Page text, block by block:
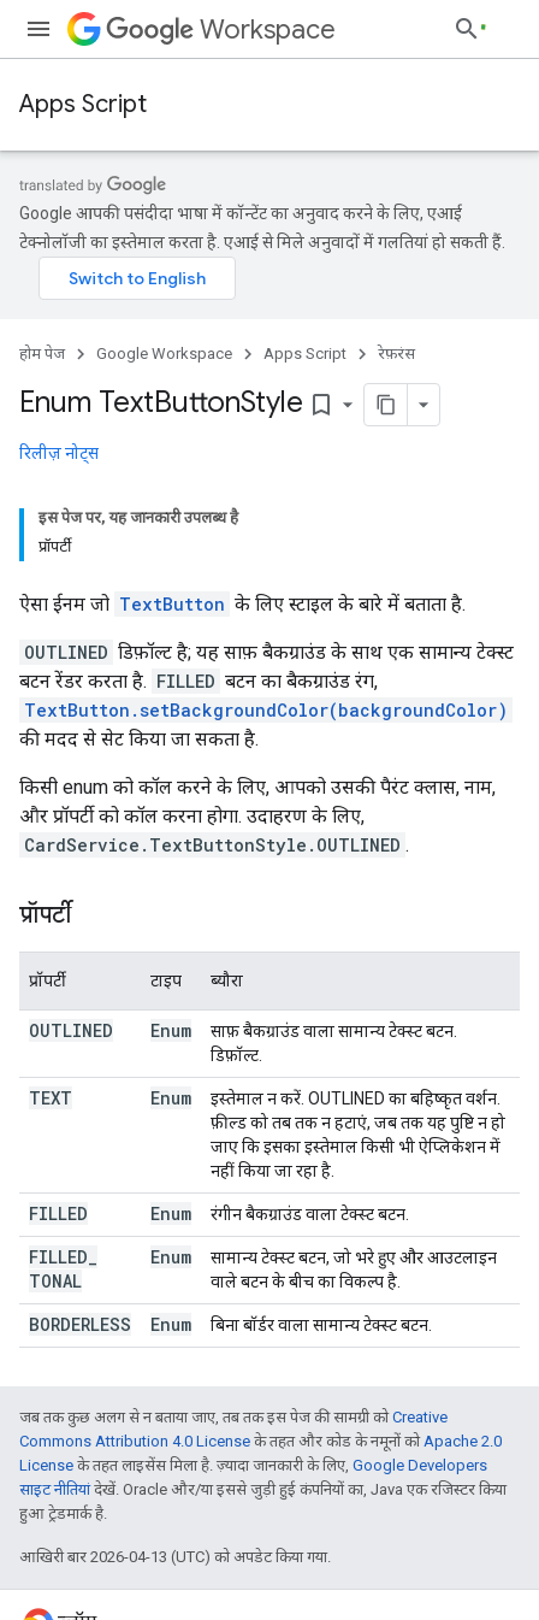
Workspace
Apps Script
Google आपकी पसंदीदा भाषा में कॉन्टेंट का अनुवाद करने के लिए, एआई
टेक्नोलॉजी का इस्तेमाल करता है. एआई से मिले अनुवादों में गलतियां हो सकती हैं.
होम पेज Google Workspace Apps Script रेफ़रंस
Enum TextButtonStyle bookmark_border
रिलीज़ नोट्स
इस पेज पर, यह जानकारी उपलब्ध है
प्रॉपर्टी
ऐसा ईनम जो TextButton के लिए स्टाइल के बारे में बताता है.
OUTLINED डिफ़ॉल्ट है; यह साफ़ बैकग्राउंड के साथ एक सामान्य टेक्स्ट
बटन रेंडर करता है. FILLED बटन का बैकग्राउंड रंग,
TextButton.setBackgroundColor(backgroundColor)
की मदद से सेट किया जा सकता है.
किसी enum को कॉल करने के लिए, आपको उसकी पैरंट क्लास, नाम,
और प्रॉपर्टी को कॉल करना होगा. उदाहरण के लिए,
CardService.TextButtonStyle.OUTLINED .
प्रॉपर्टी
प्रॉपर्टी टाइप ब्यौरा
OUTLINED Enum
साफ़ बैकग्राउंड वाला सामान्य टेक्स्ट बटन.
डिफ़ॉल्ट.
TEXT Enum
इस्तेमाल न करें. OUTLINED का बहिष्कृत वर्शन.
फ़ील्ड को तब तक न हटाएं, जब तक यह पुष्टि न हो
जाए कि इसका इस्तेमाल किसी भी ऐप्लिकेशन में
नहीं किया जा रहा है.
FILLED Enum रंगीन बैकग्राउंड वाला टेक्स्ट बटन.
FILLED
TONAL
Enum
सामान्य टेक्स्ट बटन, जो भरे हुए और आउटलाइन
वाले बटन के बीच का विकल्प है.
BORDERLESS Enum बिना बॉर्डर वाला सामान्य टेक्स्ट बटन.
जब तक कुछ अलग से न बताया जाए, तब तक इस पेज की सामग्री कोCreative
Commons Attribution 4.0 License के तहत और कोड के नमूनों कोApache 2.0
License के तहत लाइसेंस मिला है. ज़्यादा जानकारी के लिए, Google Developers
साइट नीतियांदेखें. Oracle और/या इससे जुड़ी हुई कंपनियों का, Java एक रजिस्टर किया
हुआ ट्रेडमार्क है.
आखिरी बार 2026-04-13 (UTC) को अपडेट किया गया.